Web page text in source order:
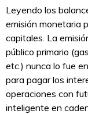
Leyendo los
emisión monetaria
capitales. La
público primario
etc.) nunca lo fue
para pagar los
operaciones con
inteligente en